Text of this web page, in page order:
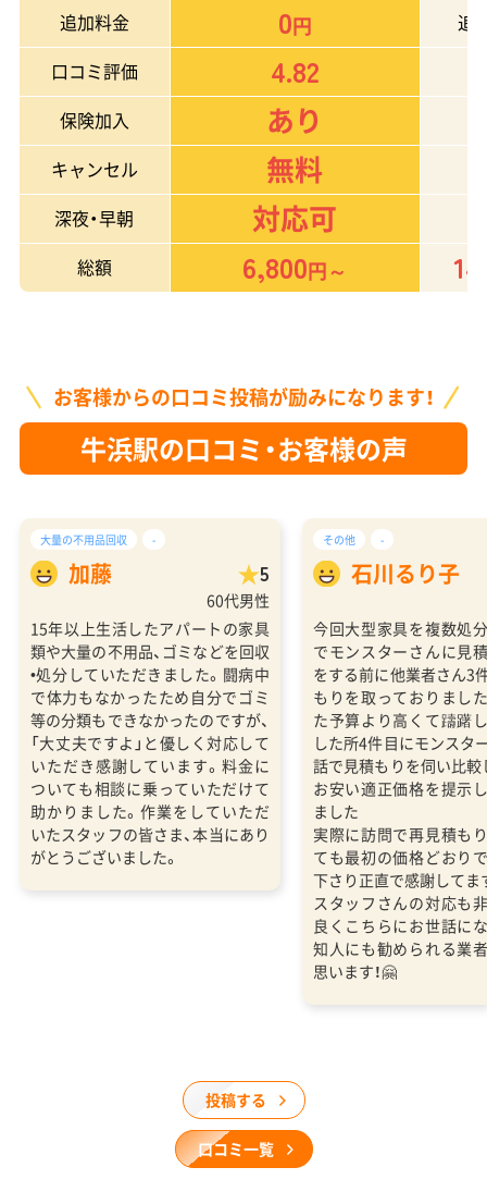
追加料金 0円
追
口コミ評価
4.82
保険加入 あり
キャンセル 無料
深夜・早朝 対応可
総額
6,800円～
お客様からの口コミ投稿が励みになります！
牛浜駅の口コミ・お客様の声
大量の不用品回収 -
加藤 5
60代男性
15年以上生活したアパートの家具
類や大量の不用品、ゴミなどを回収
•処分していただきました。闘病中
で体力もなかったため自分でゴミ
等の分類もできなかったのですが、
「大丈夫ですよ」と優しく対応して
いただき感謝しています。料金に
ついても相談に乗っていただけて
助かりました。作業をしていただ
いたスタッフの皆さま、本当にあり
がとうございました。
その他 -
石川るり子
今回大型家具を複数処
でモンスターさんに見
をする前に他業者さん3
もりを取っておりまし
た予算より高くて躊躇
した所4件目にモンスタ
話で見積もりを伺い比
お安い適正価格を提示
ました
実際に訪問で再見積も
ても最初の価格どおり
下さり正直で感謝してま
スタッフさんの対応も
良くこちらにお世話に
知人にも勧められる業
思います！🤗
投稿する
口コミ一覧